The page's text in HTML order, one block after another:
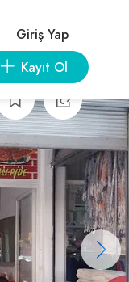
Giriş Yap
Kayıt Ol